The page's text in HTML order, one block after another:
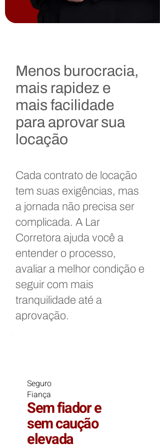
Menos burocracia,
mais rapidez e
mais facilidade
para aprovar sua
locação
Cada contrato de locação
tem suas exigências, mas
a jornada não precisa ser
complicada. A Lar
Corretora ajuda você a
entender o processo,
avaliar a melhor condição e
seguir com mais
tranquilidade até a
aprovação.
Seguro
Fiança
Sem fiador e
sem caução
elevada